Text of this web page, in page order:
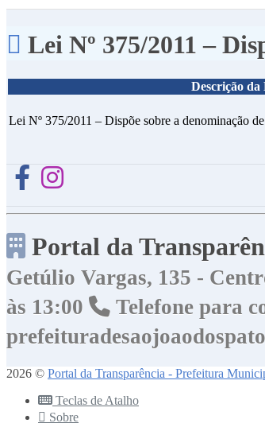
Lei Nº 375/2011 –
Descrição da
Lei Nº 375/2011 – Dispõe sobre a denominação
Portal da
Getúlio Vargas, 135 -
às 13:00
Telefone para
2026 © Portal da Transparência - Prefeitura
Teclas de Atalho
Sobre